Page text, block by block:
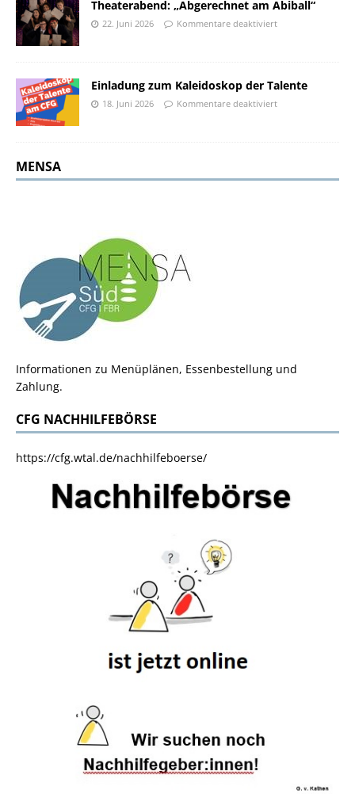
Theaterabend: „Abgerechnet am Abiball“
22. Juni 2026 Kommentare deaktiviert
Einladung zum Kaleidoskop der Talente
18. Juni 2026 Kommentare deaktiviert
MENSA
Informationen zu Menüplänen, Essenbestellung und
Zahlung.
CFG NACHHILFEBÖRSE
https://cfg.wtal.de/nachhilfeboerse/